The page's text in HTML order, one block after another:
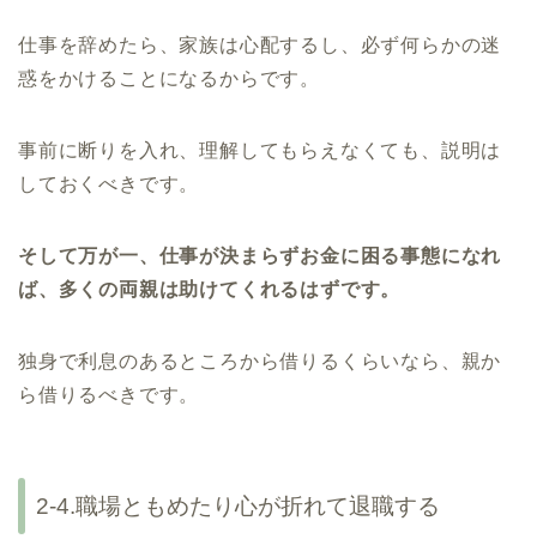
仕事を辞めたら、家族は心配するし、必ず何らかの迷
惑をかけることになるからです。
事前に断りを入れ、理解してもらえなくても、説明は
しておくべきです。
そして万が一、仕事が決まらずお金に困る事態になれ
ば、多くの両親は助けてくれるはずです。
独身で利息のあるところから借りるくらいなら、親か
ら借りるべきです。
2-4.職場ともめたり心が折れて退職する